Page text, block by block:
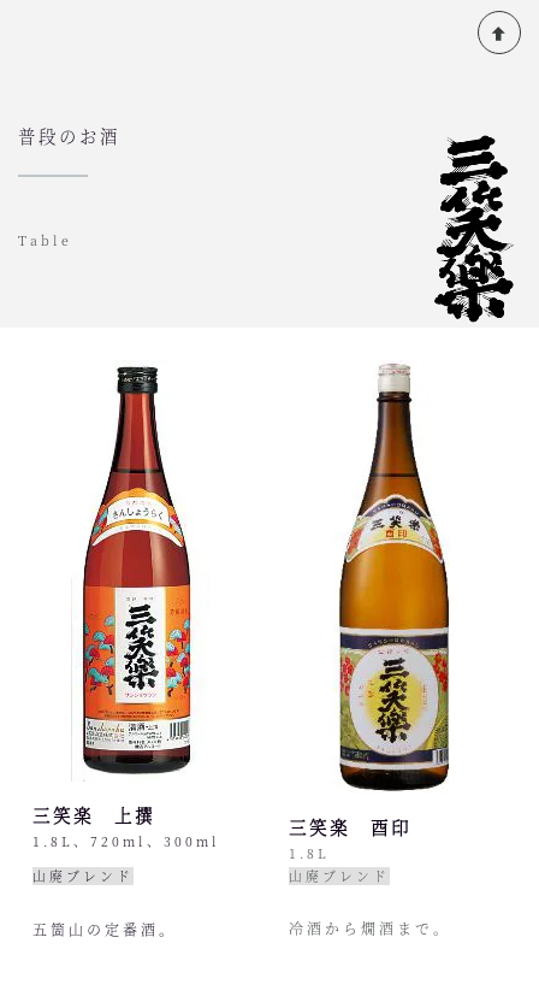
普段のお酒
Table
三笑楽 上撰
1.8L、720ml、300ml
山廃ブレンド
五箇山の定番酒。
三笑楽 酉印
1.8L
山廃ブレンド
冷酒から燗酒まで。